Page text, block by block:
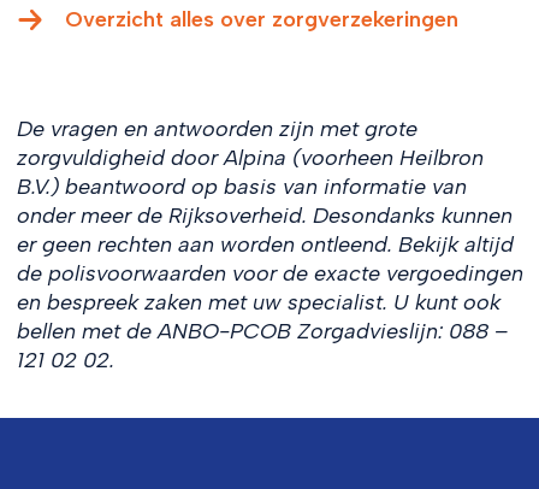
Overzicht alles over zorgverzekeringen
De vragen en antwoorden zijn met grote
zorgvuldigheid door Alpina (voorheen Heilbron
B.V.) beantwoord op basis van informatie van
onder meer de Rijksoverheid. Desondanks kunnen
er geen rechten aan worden ontleend. Bekijk altijd
de polisvoorwaarden voor de exacte vergoedingen
en bespreek zaken met uw specialist. U kunt ook
bellen met de ANBO-PCOB Zorgadvieslijn: 088 –
121 02 02.